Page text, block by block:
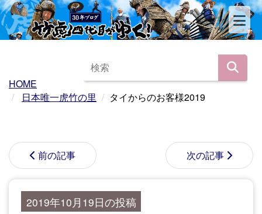
HOME
日本唯一虎竹の里
タイからのお客様2019
前の記事 次の記事
2019年10月19日の投稿